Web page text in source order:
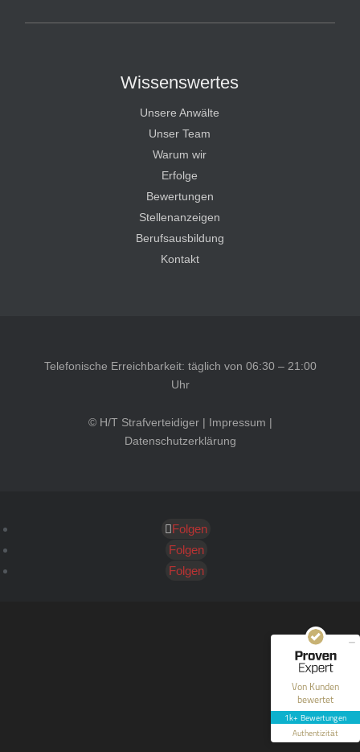
Wissenswertes
Unsere Anwälte
Unser Team
Warum wir
Erfolge
Bewertungen
Stellenanzeigen
Berufsausbildung
Kontakt
Telefonische Erreichbarkeit: täglich von 06:30 – 21:00
Uhr
© H/T Strafverteidiger | Impressum |
Datenschutzerklärung
Folgen
Folgen
Folgen
Von Kunden
bewertet
1k+ Bewertungen
Authentizität
Kundenbewertungen und Erfahrungen zu
SEHR GUT
40
Bewertungen auf
ProvenExpert.com
Blick aufs ProvenExpert-Profil werfen